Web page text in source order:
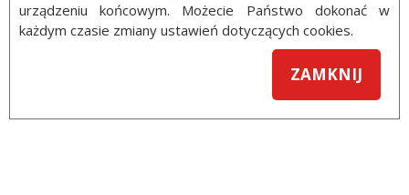
urządzeniu końcowym. Możecie Państwo dokonać w
każdym czasie zmiany ustawień dotyczących cookies.
ZAMKNIJ